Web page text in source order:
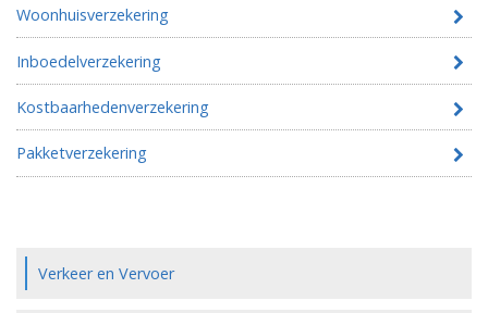
Woonhuisverzekering
Inboedelverzekering
Kostbaarhedenverzekering
Pakketverzekering
Verkeer en Vervoer